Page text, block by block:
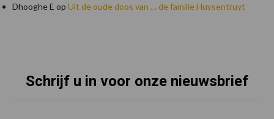
Dhooghe E op Uit de oude doos van … de familie Huysentruyt
FooterSchrijf u in voor onze nieuwsbrief